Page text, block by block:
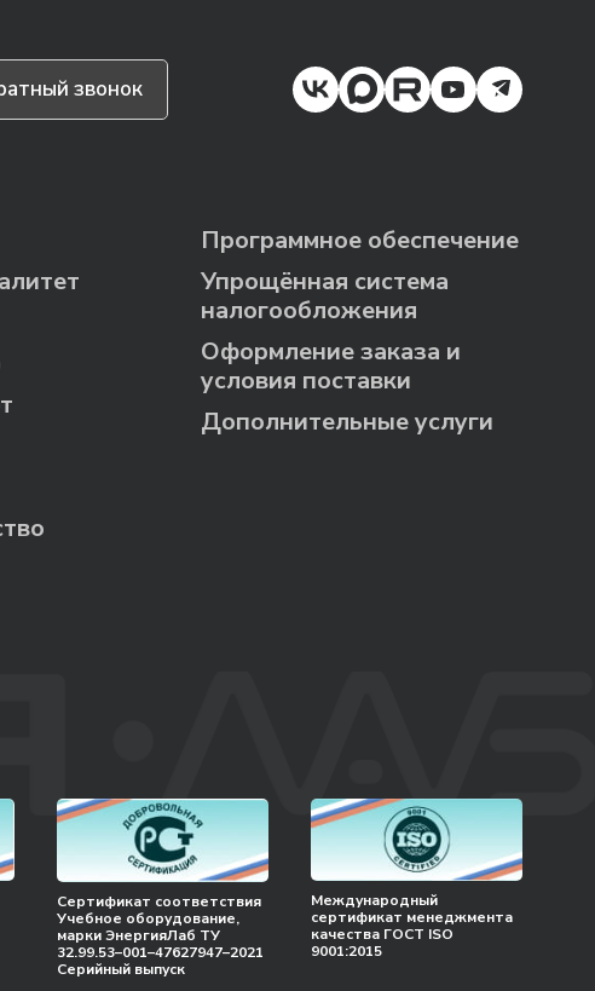
звонок
Программное обеспечение
Упрощённая система
налогообложения
Оформление заказа и
условия поставки
Дополнительные услуги
Сертификат соответствия
Учебное оборудование,
марки ЭнергияЛаб ТУ
32.99.53–001–47627947–2021
Серийный выпуск
Международный
сертификат менеджмента
качества ГОСТ ISO
9001:2015